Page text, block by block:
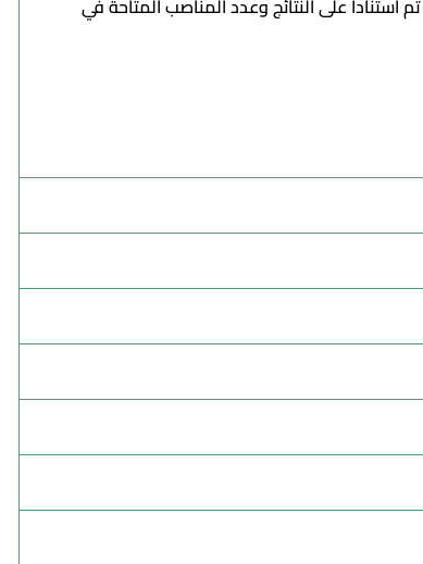
على النتائج وعدد المناصب المتاحة في